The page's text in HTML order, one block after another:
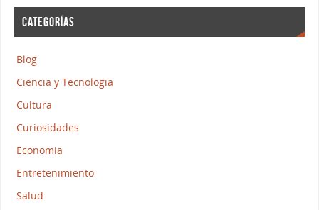
CATEGORÍAS
Blog
Ciencia y Tecnologia
Cultura
Curiosidades
Economia
Entretenimiento
Salud